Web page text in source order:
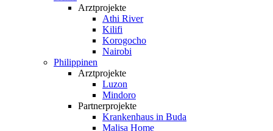
Arztprojekte
Athi River
Kilifi
Korogocho
Nairobi
Philippinen
Arztprojekte
Luzon
Mindoro
Partnerprojekte
Krankenhaus in Buda
Malisa Home